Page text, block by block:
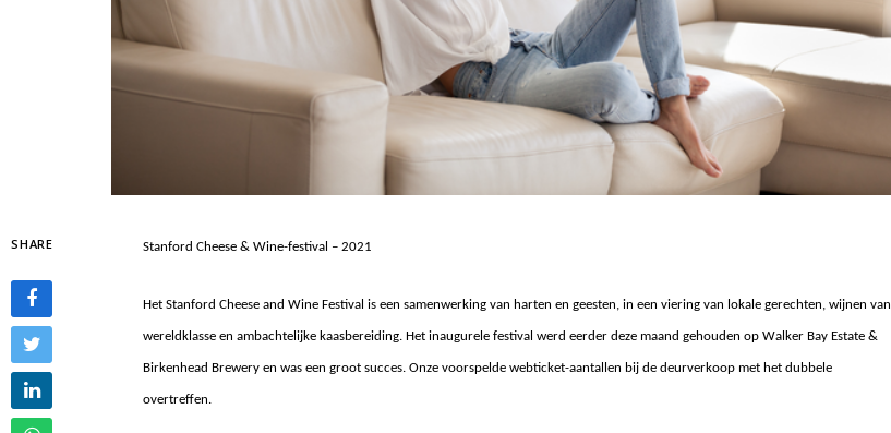
SHARE Stanford Cheese & Wine-festival – 2021
Het Stanford Cheese and Wine Festival is een samenwerking van harten en geesten, in een viering van lokale gerechten, wijnen van
wereldklasse en ambachtelijke kaasbereiding. Het inaugurele festival werd eerder deze maand gehouden op Walker Bay Estate &
Birkenhead Brewery en was een groot succes. Onze voorspelde webticket-aantallen bij de deurverkoop met het dubbele
overtreffen.